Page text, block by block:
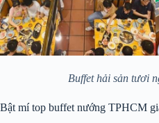
Buffet hải sản tươi
Bật mí top buffet nướng TPHCM